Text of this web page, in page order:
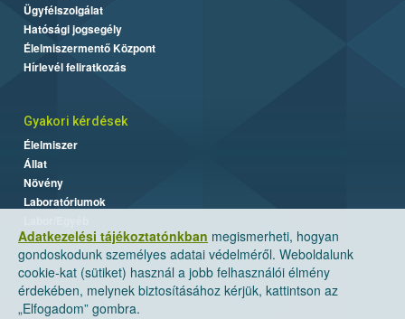
Adatkezelési tájékoztatónkban megismerheti, hogyan
gondoskodunk személyes adatai védelméről. Weboldalunk
cookie-kat (sütiket) használ a jobb felhasználói élmény
érdekében, melynek biztosításához kérjük, kattintson az
„Elfogadom” gombra.
Ügyfélszolgálat
Hatósági jogsegély
Élelmiszermentő Központ
Hírlevél feliratkozás
Gyakori kérdések
Élelmiszer
Állat
Növény
Laboratóriumok